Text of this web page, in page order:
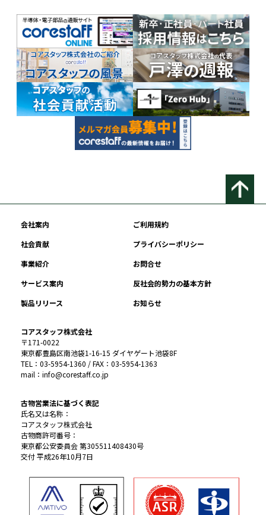
会社案内
ご利用規約
社会貢献
プライバシーポリシー
事業紹介
お問合せ
サービス案内
反社会的勢力の基本方針
製品リリース
お知らせ
コアスタッフ株式会社
〒171-0022
東京都豊島区南池袋1-16-15 ダイヤゲート池袋8F
TEL：03-5954-1360 / FAX：03-5954-1363
mail：info@corestaff.co.jp
古物営業法に基づく表記
氏名又は名称：
コアスタッフ株式会社
古物商許可番号：
東京都公安委員会 第305511408430号
交付 平成26年10月7日